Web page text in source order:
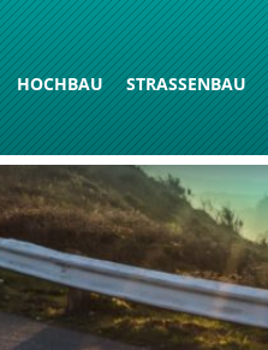
HOCHBAU STRASSENBAU